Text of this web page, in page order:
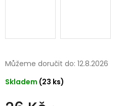
Skladem (23 ks)
Můžeme doručit do: 12.8.2026